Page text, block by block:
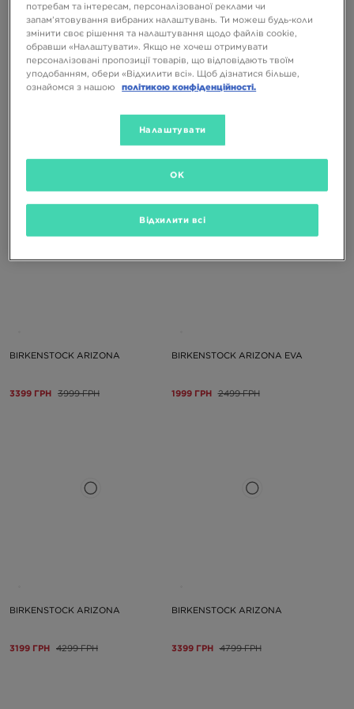
BIRKENSTOCK ARIZONA
3399 ГРН 3999 ГРН
BIRKENSTOCK ARIZONA EVA
1999 ГРН 2499 ГРН
BIRKENSTOCK ARIZONA
3199 ГРН 4299 ГРН
BIRKENSTOCK ARIZONA
3399 ГРН 4799 ГРН
потребам та інтересам, персоналізованої реклами чи
запам’ятовування вибраних налаштувань. Ти можеш будь-коли
змінити своє рішення та налаштування щодо файлів cookie,
обравши «Налаштувати». Якщо не хочеш отримувати
персоналізовані пропозиції товарів, що відповідають твоїм
уподобанням, обери «Відхилити всі». Щоб дізнатися більше,
ознайомся з нашою
політикою конфіденційності.
Налаштувати
Відхилити всі
OK